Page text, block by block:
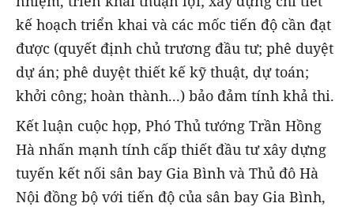
kế hoạch triển khai và các mốc tiến độ cần đạt
được (quyết định chủ trương đầu tư; phê duyệt
dự án; phê duyệt thiết kế kỹ thuật, dự toán;
khởi công; hoàn thành...) bảo đảm tính khả thi.
Kết luận cuộc họp, Phó Thủ tướng Trần Hồng
Hà nhấn mạnh tính cấp thiết đầu tư xây dựng
tuyến kết nối sân bay Gia Bình và Thủ đô Hà
Nội đồng bộ với tiến độ của sân bay Gia Bình,